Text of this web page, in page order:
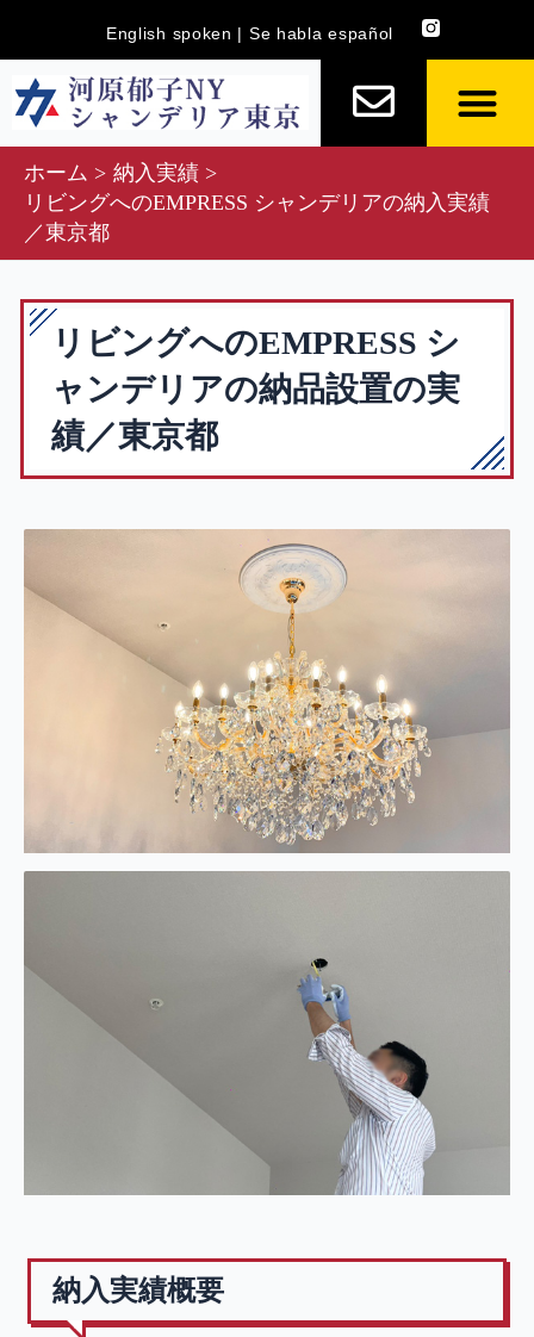
を
English spoken | Se habla español
ホーム
納入実績
リビングへのEMPRESS シャンデリアの納入実績
／東京都
リビングへのEMPRESS シ
ャンデリアの納品設置の実
績／東京都
納入実績概要